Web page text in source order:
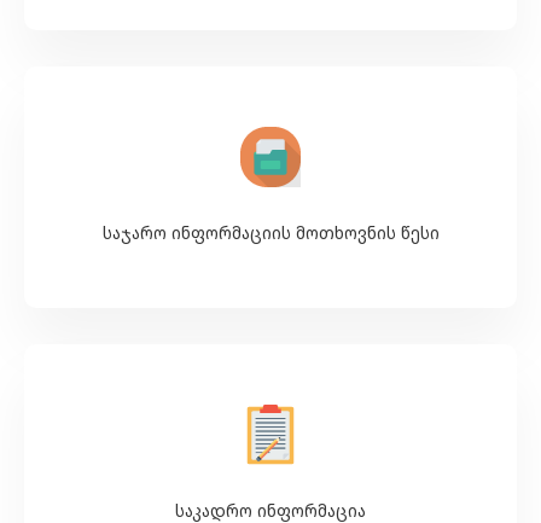
საჯარო ინფორმაციის მოთხოვნის წესი
საკადრო ინფორმაცია